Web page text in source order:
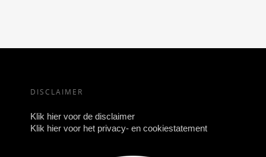
DISCLAIMER
Klik hier voor de disclaimer
Klik hier voor het privacy- en cookiestatement